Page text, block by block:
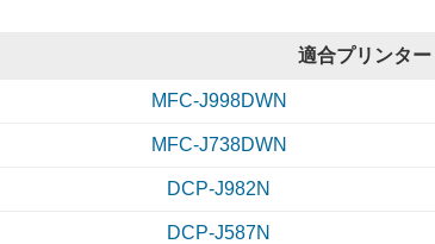
適合プリンター
MFC-J998DWN
MFC-J738DWN
DCP-J982N
DCP-J587N